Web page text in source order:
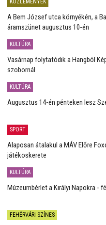
A Bem József utca környékén, a
áramszünet augusztus 10-én
KULTÚRA
Vasárnap folytatódik a Hangból
szobornál
KULTÚRA
Augusztus 14-én pénteken lesz
SPORT
Alaposan átalakul a MÁV Előre
játékoskerete
KULTÚRA
Múzeumbérlet a Királyi Napokra -
FEHÉRVÁRI SZÍNES